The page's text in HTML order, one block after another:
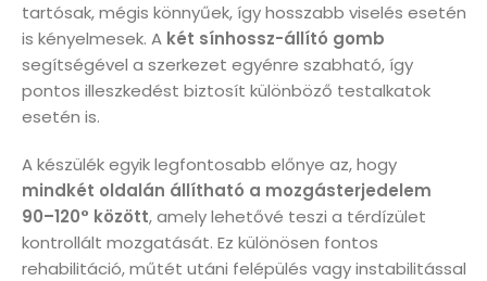
tartósak, mégis könnyűek, így hosszabb viselés esetén
is kényelmesek. A két sínhossz-állító gomb
segítségével a szerkezet egyénre szabható, így
pontos illeszkedést biztosít különböző testalkatok
esetén is.
A készülék egyik legfontosabb előnye az, hogy
mindkét oldalán állítható a mozgásterjedelem
90–120° között, amely lehetővé teszi a térdízület
kontrollált mozgatását. Ez különösen fontos
rehabilitáció, műtét utáni felépülés vagy instabilitással